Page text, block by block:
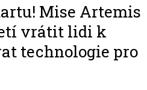
Mise Artemis
vrátit lidi k
technologie pro